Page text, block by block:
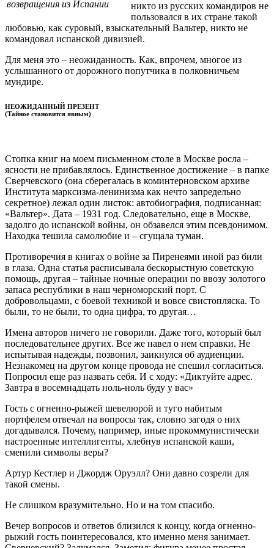
возвращения из Испании
никто из русских командиров не
пользовался в их стране такой
любовью, как суровый, взыскательный Вальтер, никто не
командовал испанской дивизией.
Для меня это – неожиданность. Как, впрочем, многое из
услышанного от дорожного попутчика в полковничьем
мундире.
НЕОЖИДАННЫЙ ПРЕЗЕНТ
(Тайное становится явным)
Стопка книг на моем письменном столе в Москве росла –
ясности не прибавлялось. Единственное достижение – в папке
Сверчевского (она сберегалась в коминтерновском архиве
Института марксизма-ленинизма как нечто запредельно
секретное) лежал один листок: автобиография, подписанная:
«Вальтер». Дата – 1931 год. Следовательно, еще в Москве,
задолго до испанской войны, он обзавелся этим псевдонимом.
Находка тешила самолюбие и – сгущала туман.
Противоречия в книгах о войне за Пиренеями иной раз били
в глаза. Одна статья расписывала бескорыстную советскую
помощь, другая – тайные ночные операции по ввозу золотого
запаса республики в наш черноморский порт. С
добровольцами, с боевой техникой и вовсе свистопляска. То
были, то не были, то одна цифра, то другая…
Имена авторов ничего не говорили. Даже того, который был
последовательнее других. Все же навел о нем справки. Не
испытывая надежды, позвонил, заикнулся об аудиенции.
Незнакомец на другом конце провода не спешил согласиться.
Попросил еще раз назвать себя. И с ходу: «Диктуйте адрес.
Завтра в восемнадцать ноль-ноль буду у вас»
Гость с огненно-рыжей шевелюрой и туго набитым
портфелем отвечал на вопросы так, словно загодя о них
догадывался. Почему, например, иные прокоммунистически
настроенные интеллигенты, хлебнув испанской каши,
сменили символы веры?
Артур Кестлер и Джордж Оруэлл? Они давно созрели для
такой смены.
Не слишком вразумительно. Но и на том спасибо.
Вечер вопросов и ответов близился к концу, когда огненно-
рыжий гость поинтересовался, кто именно меня занимает.